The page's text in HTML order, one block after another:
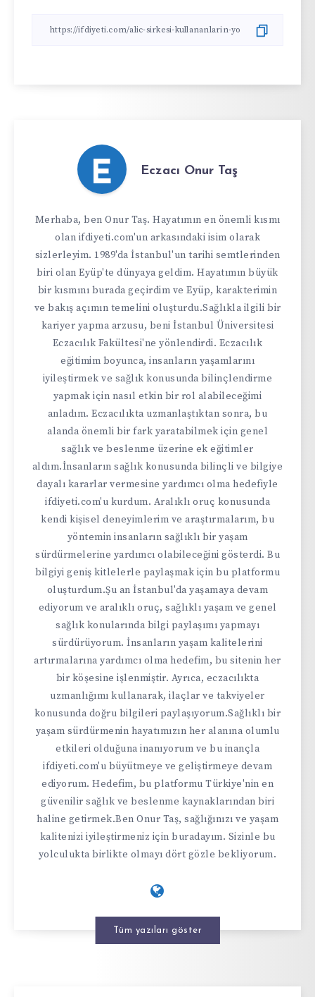
E Eczacı Onur Taş
Merhaba, ben Onur Taş. Hayatımın en önemli kısmı
olan ifdiyeti.com'un arkasındaki isim olarak
sizlerleyim. 1989'da İstanbul'un tarihi semtlerinden
biri olan Eyüp'te dünyaya geldim. Hayatımın büyük
bir kısmını burada geçirdim ve Eyüp, karakterimin
ve bakış açımın temelini oluşturdu.Sağlıkla ilgili bir
kariyer yapma arzusu, beni İstanbul Üniversitesi
Eczacılık Fakültesi'ne yönlendirdi. Eczacılık
eğitimim boyunca, insanların yaşamlarını
iyileştirmek ve sağlık konusunda bilinçlendirme
yapmak için nasıl etkin bir rol alabileceğimi
anladım. Eczacılıkta uzmanlaştıktan sonra, bu
alanda önemli bir fark yaratabilmek için genel
sağlık ve beslenme üzerine ek eğitimler
aldım.İnsanların sağlık konusunda bilinçli ve bilgiye
dayalı kararlar vermesine yardımcı olma hedefiyle
ifdiyeti.com'u kurdum. Aralıklı oruç konusunda
kendi kişisel deneyimlerim ve araştırmalarım, bu
yöntemin insanların sağlıklı bir yaşam
sürdürmelerine yardımcı olabileceğini gösterdi. Bu
bilgiyi geniş kitlelerle paylaşmak için bu platformu
oluşturdum.Şu an İstanbul'da yaşamaya devam
ediyorum ve aralıklı oruç, sağlıklı yaşam ve genel
sağlık konularında bilgi paylaşımı yapmayı
sürdürüyorum. İnsanların yaşam kalitelerini
artırmalarına yardımcı olma hedefim, bu sitenin her
bir köşesine işlenmiştir. Ayrıca, eczacılıkta
uzmanlığımı kullanarak, ilaçlar ve takviyeler
konusunda doğru bilgileri paylaşıyorum.Sağlıklı bir
yaşam sürdürmenin hayatımızın her alanına olumlu
etkileri olduğuna inanıyorum ve bu inançla
ifdiyeti.com'u büyütmeye ve geliştirmeye devam
ediyorum. Hedefim, bu platformu Türkiye'nin en
güvenilir sağlık ve beslenme kaynaklarından biri
haline getirmek.Ben Onur Taş, sağlığınızı ve yaşam
kalitenizi iyileştirmeniz için buradayım. Sizinle bu
yolculukta birlikte olmayı dört gözle bekliyorum.
Tüm yazıları göster